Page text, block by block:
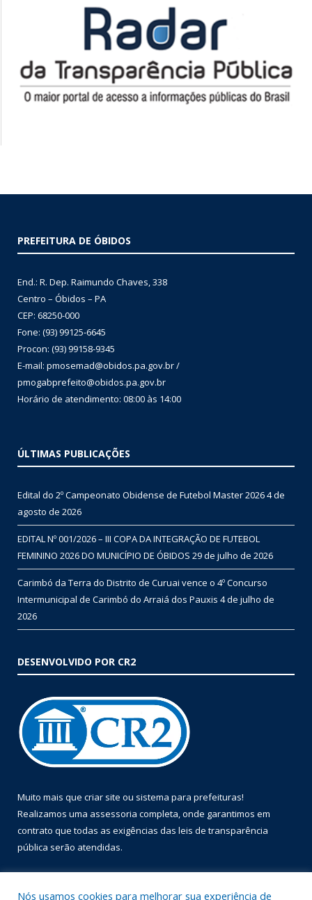
PREFEITURA DE ÓBIDOS
End.: R. Dep. Raimundo Chaves, 338
Centro – Óbidos – PA
CEP: 68250-000
Fone: (93) 99125-6645
Procon: (93) 99158-9345
E-mail: pmosemad@obidos.pa.gov.br /
pmogabprefeito@obidos.pa.gov.br
Horário de atendimento: 08:00 às 14:00
ÚLTIMAS PUBLICAÇÕES
Edital do 2º Campeonato Obidense de Futebol Master 20264 de
agosto de 2026
EDITAL Nº 001/2026 – III COPA DA INTEGRAÇÃO DE FUTEBOL
FEMININO 2026 DO MUNICÍPIO DE ÓBIDOS 29 de julho de 2026
Carimbó da Terra do Distrito de Curuai vence o 4º Concurso
Intermunicipal de Carimbó do Arraiá dos Pauxis 4 de julho de
2026
DESENVOLVIDO POR CR2
Muito mais que criar site ou sistema para prefeituras!
Realizamos uma assessoria completa, onde garantimos em
contrato que todas as exigências das leis de transparência
pública serão atendidas.
Nós usamos cookies para melhorar sua experiência de